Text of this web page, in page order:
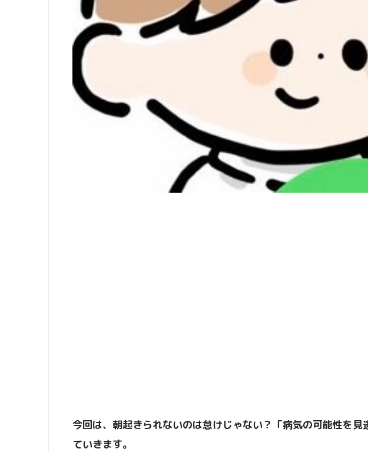
今回は、朝起きられないのは怠けじゃない？「病気の可能性を見
ていきます。